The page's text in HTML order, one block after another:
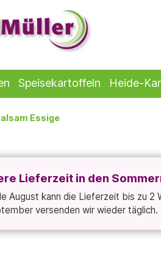
Speisekartoffeln Heide-
Essige
Lieferzeit in den
August kann die Lieferzeit bis zu
versenden wir wieder täglich.